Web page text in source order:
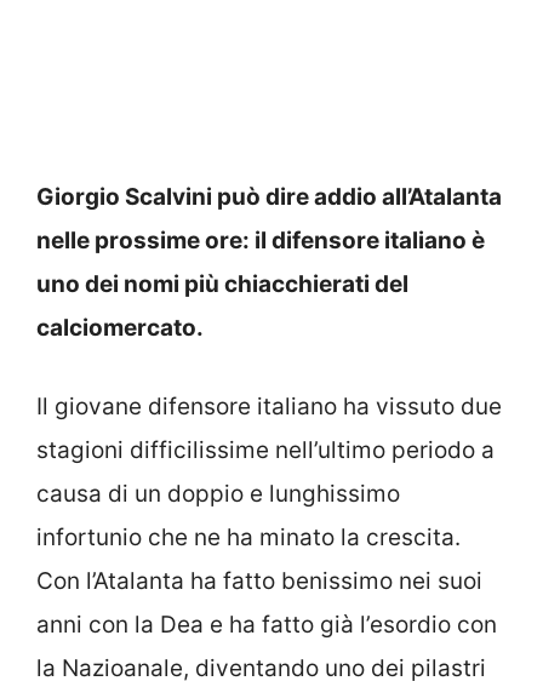
Giorgio Scalvini può dire addio all’Atalanta
nelle prossime ore: il difensore italiano è
uno dei nomi più chiacchierati del
calciomercato.
Il giovane difensore italiano ha vissuto due
stagioni difficilissime nell’ultimo periodo a
causa di un doppio e lunghissimo
infortunio che ne ha minato la crescita.
Con l’Atalanta ha fatto benissimo nei suoi
anni con la Dea e ha fatto già l’esordio con
la Nazioanale, diventando uno dei pilastri